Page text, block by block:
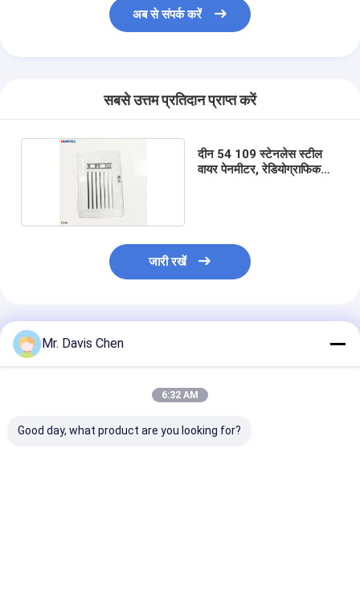
अब से संपर्क करें
सबसे उत्तम प्रतिदान प्राप्त करें
दीन 54 109 स्टेनलेस स्टील
वायर पेनमीटर, रेडियोग्राफिक
जारी रखें
अनुशंसित उत्पाद
Mr. Davis Chen
6:32 AM
Good day, what product are you looking for?